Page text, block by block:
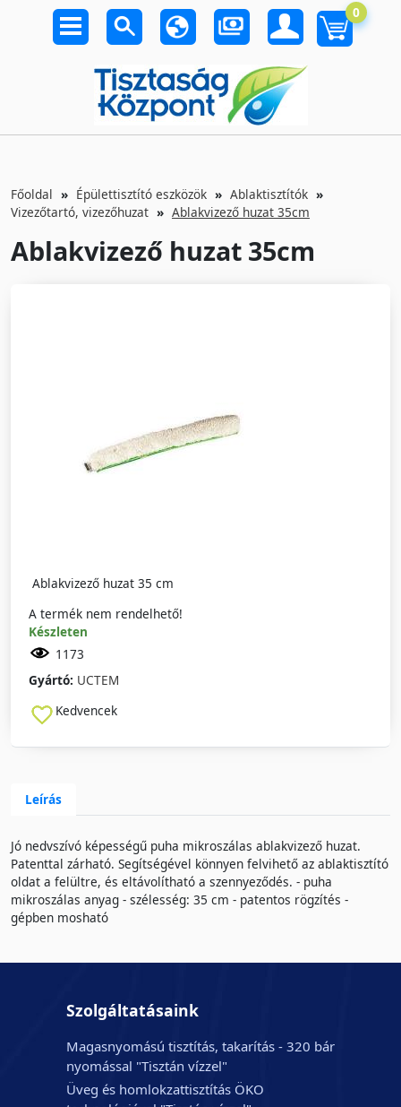
0
Főoldal Épülettisztító eszközök
Ablaktisztítók
Vizezőtartó, vizezőhuzat
Ablakvizező huzat 35cm
Ablakvizező huzat 35cm
Ablakvizező huzat 35 cm
A termék nem rendelhető!
Készleten
1173
Gyártó: UCTEM
Kedvencek
Leírás
Jó nedvszívó képességű puha mikroszálas ablakvizező huzat.
Patenttal zárható. Segítségével könnyen felvihető az ablaktisztító
oldat a felültre, és eltávolítható a szennyeződés. - puha
mikroszálas anyag - szélesség: 35 cm - patentos rögzítés -
gépben mosható
Szolgáltatásaink
Magasnyomású tisztítás, takarítás - 320 bár
nyomással "Tisztán vízzel"
Üveg és homlokzattisztítás ÖKO